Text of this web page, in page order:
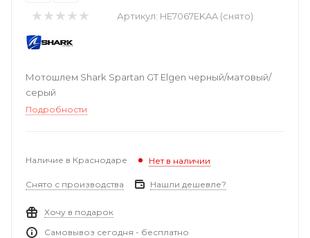
Артикул: HE7067EKAA (снято)
Мотошлем Shark Spartan GT Elgen черный/матовый/
серый
Подробности
Наличие в Краснодаре Нет в наличии
Снято с производства Нашли дешевле?
Хочу в подарок
Самовывоз сегодня - бесплатно